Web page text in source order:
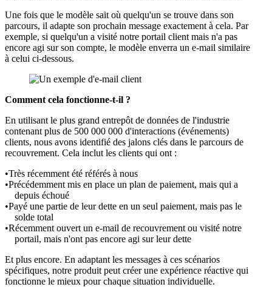
Une fois que le modèle sait où quelqu'un se trouve dans son
parcours, il adapte son prochain message exactement à cela. Par
exemple, si quelqu'un a visité notre portail client mais n'a pas
encore agi sur son compte, le modèle enverra un e-mail similaire
à celui ci-dessous.
Comment cela fonctionne-t-il ?
En utilisant le plus grand entrepôt de données de l'industrie
contenant plus de 500 000 000 d'interactions (événements)
clients, nous avons identifié des jalons clés dans le parcours de
recouvrement. Cela inclut les clients qui ont :
Très récemment été référés à nous
Précédemment mis en place un plan de paiement, mais qui a
depuis échoué
Payé une partie de leur dette en un seul paiement, mais pas le
solde total
Récemment ouvert un e-mail de recouvrement ou visité notre
portail, mais n'ont pas encore agi sur leur dette
Et plus encore. En adaptant les messages à ces scénarios
spécifiques, notre produit peut créer une expérience réactive qui
fonctionne le mieux pour chaque situation individuelle.